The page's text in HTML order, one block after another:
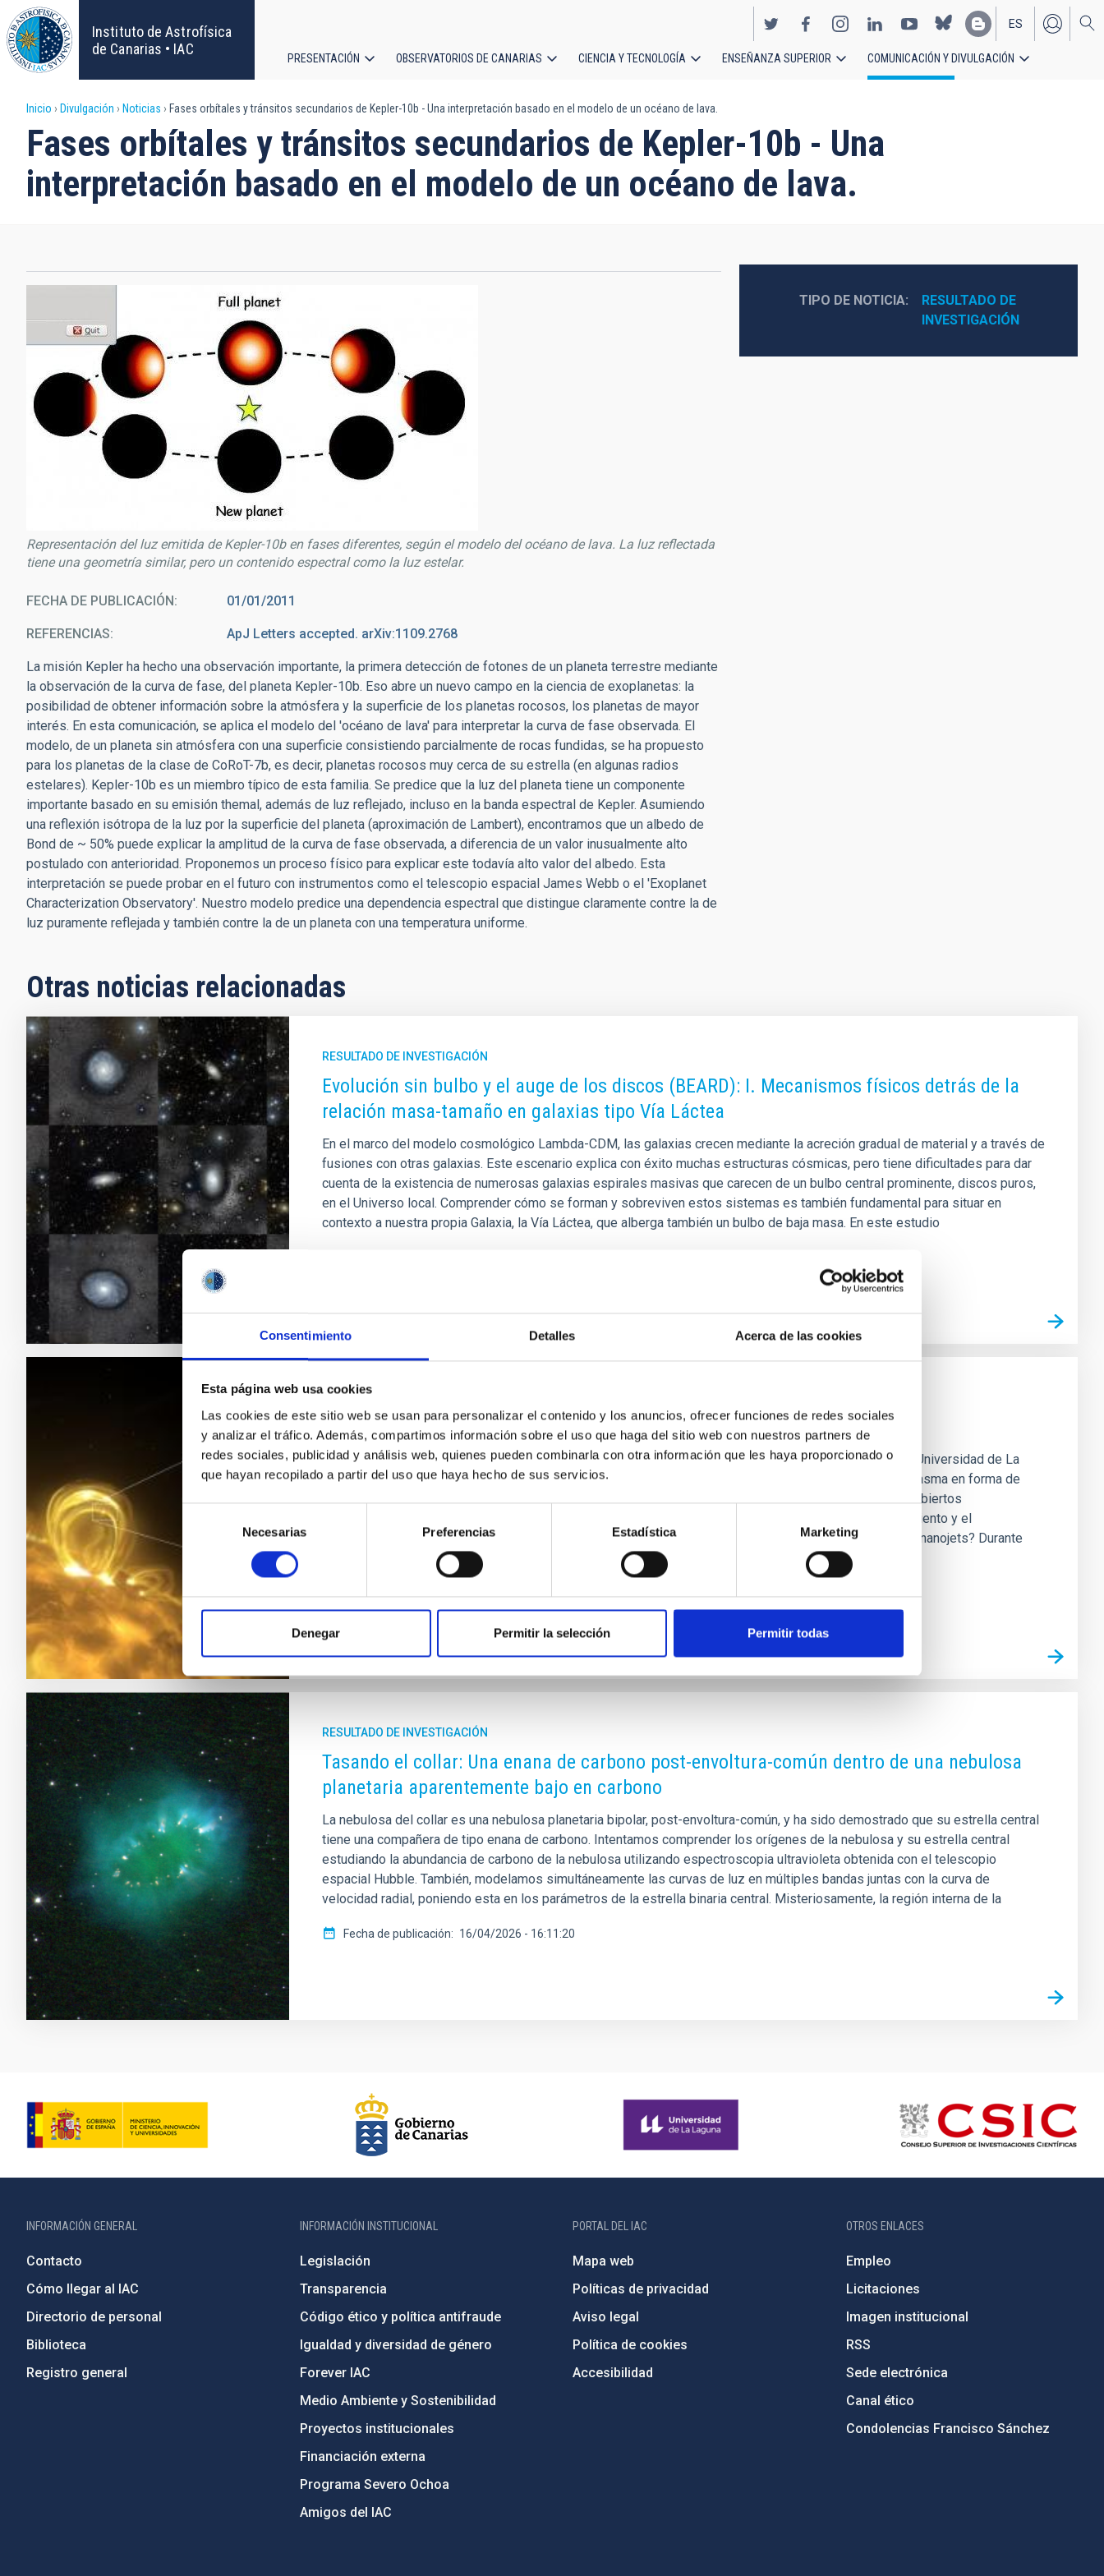
Consentimiento Detalles Acerca de las cookies
Esta página web usa cookies
Las cookies de este sitio web se usan para personalizar el contenido y los anuncios, ofrecer funciones de redes sociales
y analizar el tráfico. Además, compartimos información sobre el uso que haga del sitio web con nuestros partners de
redes sociales, publicidad y análisis web, quienes pueden combinarla con otra información que les haya proporcionado o
que hayan recopilado a partir del uso que haya hecho de sus servicios.
consentimiento
Necesarias Preferencias Estadística Marketing
Denegar Permitir la selección Permitir todas
Pasar
al
contenido
principal
Instituto de Astrofísica
de Canarias • IAC
EN
ES
principal
PRESENTACIÓN OBSERVATORIOS DE CANARIAS CIENCIA Y TECNOLOGÍA ENSEÑANZA SUPERIOR COMUNICACIÓN Y DIVULGACIÓN
Sobrescribir
enlaces
de
a
navegación
Inicio Divulgación Noticias Fases orbítales y tránsitos secundarios de Kepler-10b - Una interpretación basado en el modelo de un océano de lava.
Fases orbítales y tránsitos secundarios de Kepler-10b - Una
interpretación basado en el modelo de un océano de lava.
Representación del luz emitida de Kepler-10b en fases diferentes, según el modelo del océano de lava. La luz reflectada
tiene una geometría similar, pero un contenido espectral como la luz estelar.
FECHA DE PUBLICACIÓN 01/01/2011
REFERENCIAS ApJ Letters accepted. arXiv:1109.2768
La misión Kepler ha hecho una observación importante, la primera detección de fotones de un planeta terrestre mediante
la observación de la curva de fase, del planeta Kepler-10b. Eso abre un nuevo campo en la ciencia de exoplanetas: la
posibilidad de obtener información sobre la atmósfera y la superficie de los planetas rocosos, los planetas de mayor
interés. En esta comunicación, se aplica el modelo del 'océano de lava' para interpretar la curva de fase observada. El
modelo, de un planeta sin atmósfera con una superficie consistiendo parcialmente de rocas fundidas, se ha propuesto
para los planetas de la clase de CoRoT-7b, es decir, planetas rocosos muy cerca de su estrella (en algunas radios
estelares). Kepler-10b es un miembro típico de esta familia. Se predice que la luz del planeta tiene un componente
importante basado en su emisión themal, además de luz reflejado, incluso en la banda espectral de Kepler. Asumiendo
una reflexión isótropa de la luz por la superficie del planeta (aproximación de Lambert), encontramos que un albedo de
Bond de ~ 50% puede explicar la amplitud de la curva de fase observada, a diferencia de un valor inusualmente alto
postulado con anterioridad. Proponemos un proceso físico para explicar este todavía alto valor del albedo. Esta
interpretación se puede probar en el futuro con instrumentos como el telescopio espacial James Webb o el 'Exoplanet
Characterization Observatory'. Nuestro modelo predice una dependencia espectral que distingue claramente contre la de
luz puramente reflejada y también contre la de un planeta con una temperatura uniforme.
TIPO DE NOTICIA
RESULTADO DE
INVESTIGACIÓN
Otras noticias relacionadas
RESULTADO DE INVESTIGACIÓN
Evolución sin bulbo y el auge de los discos (BEARD): I. Mecanismos físicos detrás de la
relación masa-tamaño en galaxias tipo Vía Láctea
En el marco del modelo cosmológico Lambda-CDM, las galaxias crecen mediante la acreción gradual de material y a través de
fusiones con otras galaxias. Este escenario explica con éxito muchas estructuras cósmicas, pero tiene dificultades para dar
cuenta de la existencia de numerosas galaxias espirales masivas que carecen de un bulbo central prominente, discos puros,
en el Universo local. Comprender cómo se forman y sobreviven estos sistemas es también fundamental para situar en
contexto a nuestra propia Galaxia, la Vía Láctea, que alberga también un bulbo de baja masa. En este estudio
RESULTADO DE INVESTIGACIÓN
Un nuevo modelo explica las diminutas explosiones energéticas en el Sol
Un equipo internacional de investigadores, liderado por el Instituto de Astrofísica de Canarias (IAC) y la Universidad de La
Laguna (ULL), ha revelado una explicación innovadora sobre el origen de las diminutas eyecciones de plasma en forma de
chorro en la atmósfera solar, conocidas como "nanojets". Se cree que estos fenómenos esquivos, descubiertos
recientemente por los telescopios solares de la NASA, desempeñan un papel importante en el calentamiento y el
mantenimiento de la corona solar a temperaturas superiores a un millón de Kelvin. ¿Por qué estudiar los nanojets? Durante
RESULTADO DE INVESTIGACIÓN
Tasando el collar: Una enana de carbono post-envoltura-común dentro de una nebulosa
planetaria aparentemente bajo en carbono
La nebulosa del collar es una nebulosa planetaria bipolar, post-envoltura-común, y ha sido demostrado que su estrella central
tiene una compañera de tipo enana de carbono. Intentamos comprender los orígenes de la nebulosa y su estrella central
estudiando la abundancia de carbono de la nebulosa utilizando espectroscopia ultravioleta obtenida con el telescopio
espacial Hubble. También, modelamos simultáneamente las curvas de luz en múltiples bandas juntas con la curva de
velocidad radial, poniendo esta en los parámetros de la estrella binaria central. Misteriosamente, la región interna de la
Fecha de publicación 16/04/2026 - 16:11:20
INFORMACIÓN GENERAL
Contacto
Cómo llegar al IAC
Directorio de personal
Biblioteca
Registro general
INFORMACIÓN INSTITUCIONAL
Legislación
Transparencia
Código ético y política antifraude
Igualdad y diversidad de género
Forever IAC
Medio Ambiente y Sostenibilidad
Proyectos institucionales
Financiación externa
Programa Severo Ochoa
Amigos del IAC
PORTAL DEL IAC
Mapa web
Políticas de privacidad
Aviso legal
Política de cookies
Accesibilidad
OTROS ENLACES
Empleo
Licitaciones
Imagen institucional
RSS
Sede electrónica
Canal ético
Condolencias Francisco Sánchez